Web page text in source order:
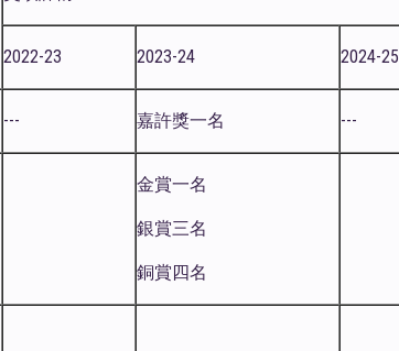
2022-23 2023-24 2024-25
--- 嘉許獎一名 ---
金賞一名
銀賞三名
銅賞四名